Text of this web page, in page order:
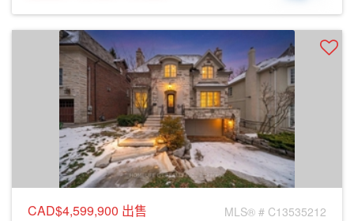
CAD$4,599,900 出售 MLS® # C13535212